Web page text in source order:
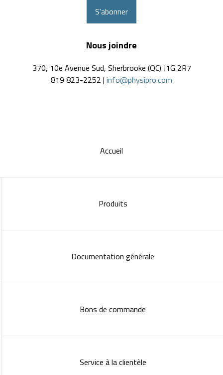
S'abonner
Nous joindre
370, 10e Avenue Sud, Sherbrooke (QC) J1G 2R7
819 823-2252 | info@physipro.com
Accueil
Produits
Documentation générale
Bons de commande
Service à la clientèle